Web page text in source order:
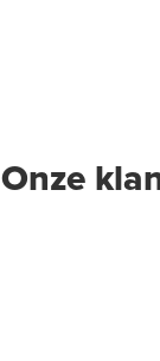
Onze